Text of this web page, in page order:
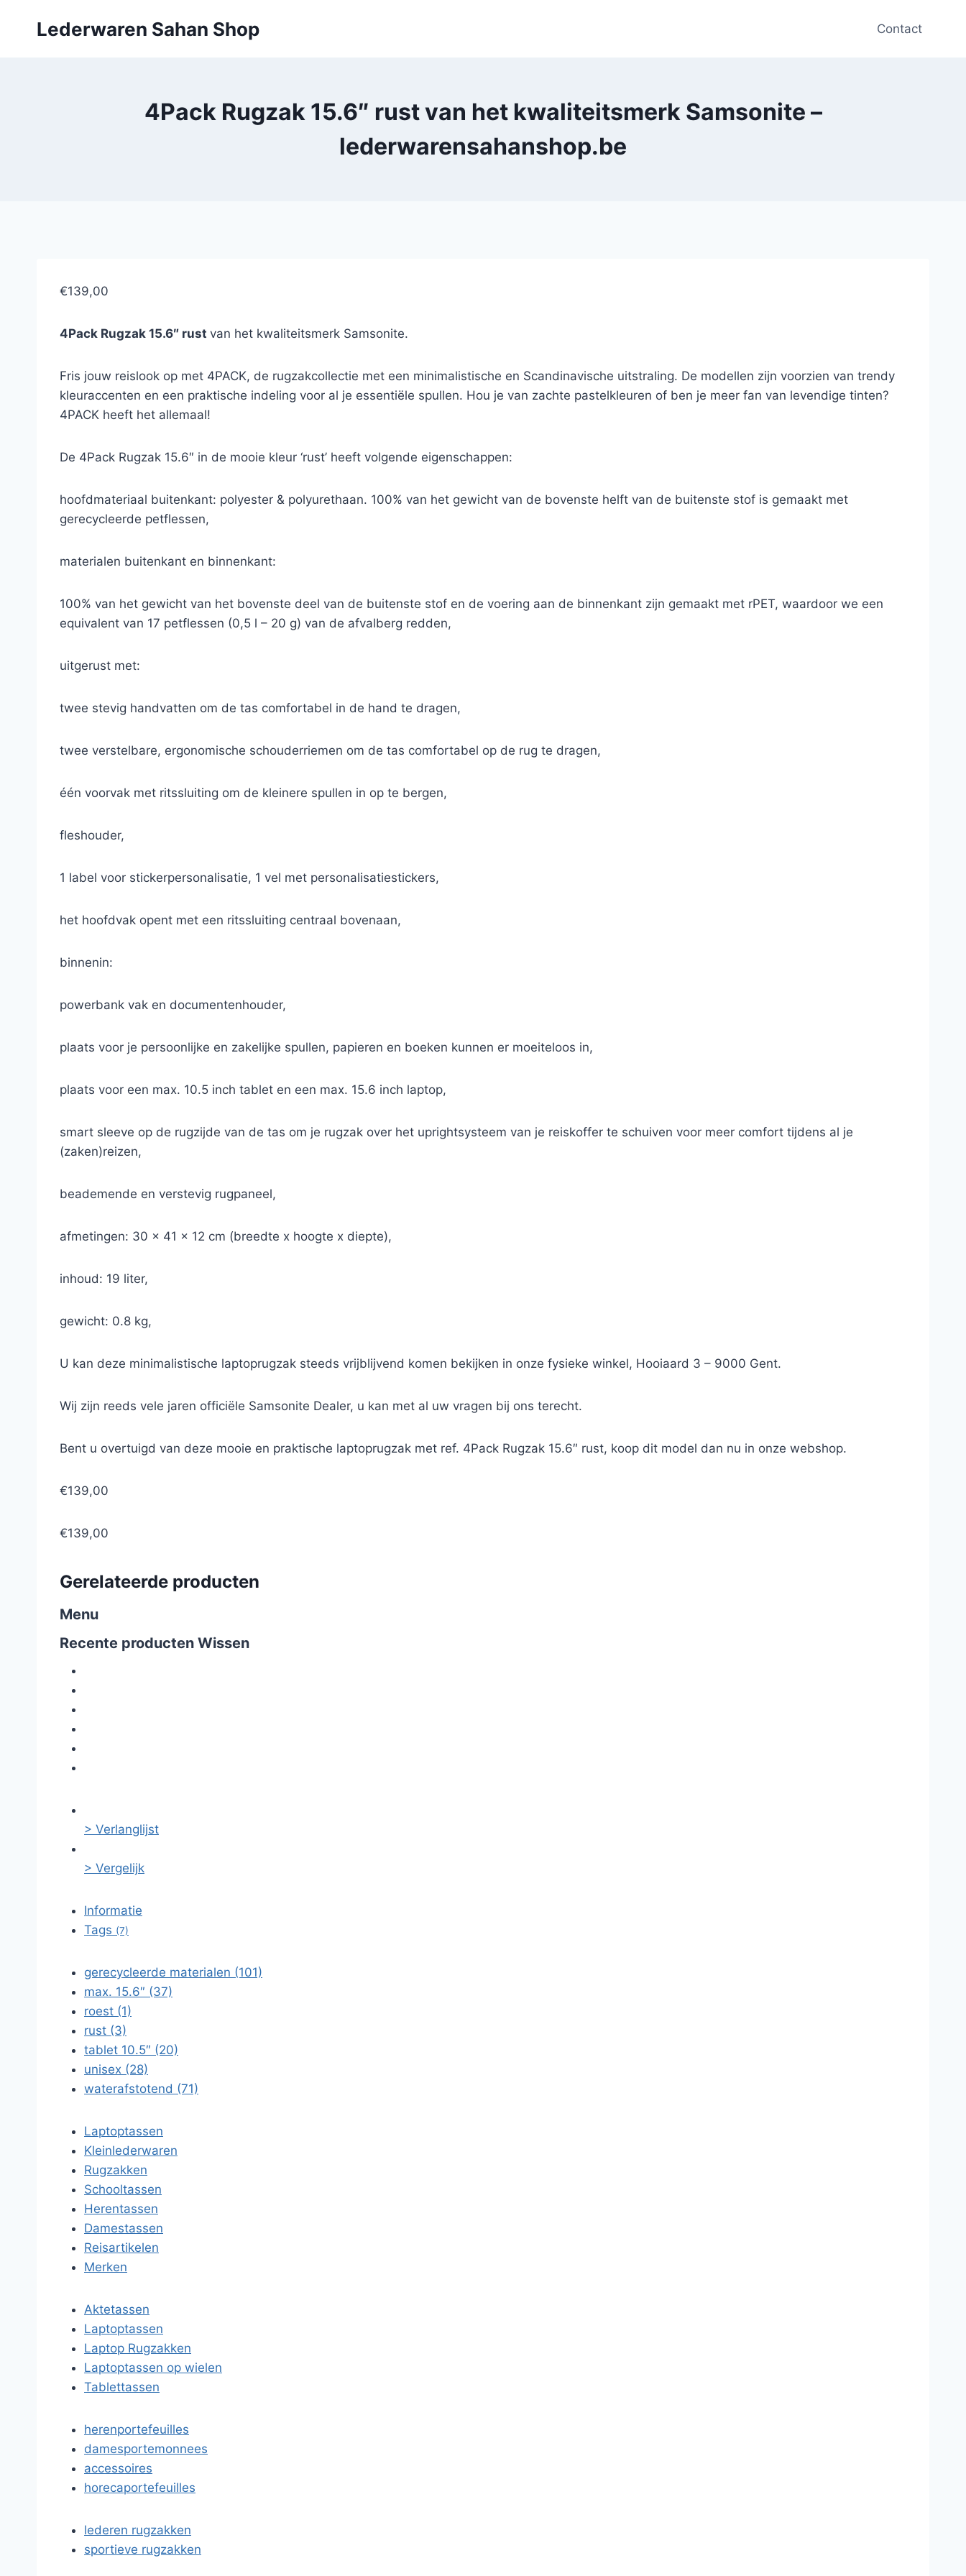
Lederwaren Sahan Shop Contact
4Pack Rugzak 15.6″ rust van het kwaliteitsmerk Samsonite –
lederwarensahanshop.be
€139,00
4Pack Rugzak 15.6″ rust van het kwaliteitsmerk Samsonite.
Fris jouw reislook op met 4PACK, de rugzakcollectie met een minimalistische en Scandinavische uitstraling. De modellen zijn voorzien van trendy
kleuraccenten en een praktische indeling voor al je essentiële spullen. Hou je van zachte pastelkleuren of ben je meer fan van levendige tinten?
4PACK heeft het allemaal!
De 4Pack Rugzak 15.6″ in de mooie kleur ‘rust’ heeft volgende eigenschappen:
hoofdmateriaal buitenkant: polyester & polyurethaan. 100% van het gewicht van de bovenste helft van de buitenste stof is gemaakt met
gerecycleerde petflessen,
materialen buitenkant en binnenkant:
100% van het gewicht van het bovenste deel van de buitenste stof en de voering aan de binnenkant zijn gemaakt met rPET, waardoor we een
equivalent van 17 petflessen (0,5 l – 20 g) van de afvalberg redden,
uitgerust met:
twee stevig handvatten om de tas comfortabel in de hand te dragen,
twee verstelbare, ergonomische schouderriemen om de tas comfortabel op de rug te dragen,
één voorvak met ritssluiting om de kleinere spullen in op te bergen,
fleshouder,
1 label voor stickerpersonalisatie, 1 vel met personalisatiestickers,
het hoofdvak opent met een ritssluiting centraal bovenaan,
binnenin:
powerbank vak en documentenhouder,
plaats voor je persoonlijke en zakelijke spullen, papieren en boeken kunnen er moeiteloos in,
plaats voor een max. 10.5 inch tablet en een max. 15.6 inch laptop,
smart sleeve op de rugzijde van de tas om je rugzak over het uprightsysteem van je reiskoffer te schuiven voor meer comfort tijdens al je
(zaken)reizen,
beademende en verstevig rugpaneel,
afmetingen: 30 x 41 x 12 cm (breedte x hoogte x diepte),
inhoud: 19 liter,
gewicht: 0.8 kg,
U kan deze minimalistische laptoprugzak steeds vrijblijvend komen bekijken in onze fysieke winkel, Hooiaard 3 – 9000 Gent.
Wij zijn reeds vele jaren officiële Samsonite Dealer, u kan met al uw vragen bij ons terecht.
Bent u overtuigd van deze mooie en praktische laptoprugzak met ref. 4Pack Rugzak 15.6″ rust, koop dit model dan nu in onze webshop.
€139,00
€139,00
Gerelateerde producten
Menu
Recente producten Wissen
> Verlanglijst
> Vergelijk
Informatie
Tags (7)
gerecycleerde materialen (101)
max. 15.6″ (37)
roest (1)
rust (3)
tablet 10.5″ (20)
unisex (28)
waterafstotend (71)
Laptoptassen
Kleinlederwaren
Rugzakken
Schooltassen
Herentassen
Damestassen
Reisartikelen
Merken
Aktetassen
Laptoptassen
Laptop Rugzakken
Laptoptassen op wielen
Tablettassen
herenportefeuilles
damesportemonnees
accessoires
horecaportefeuilles
lederen rugzakken
sportieve rugzakken